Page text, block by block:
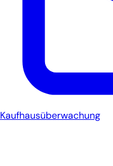
Kaufhausüberwachung